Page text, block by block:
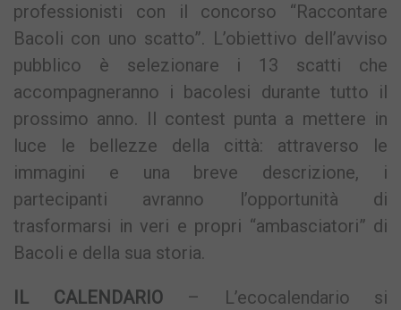
professionisti con il concorso “Raccontare
Bacoli con uno scatto”. L’obiettivo dell’avviso
pubblico è selezionare i 13 scatti che
accompagneranno i bacolesi durante tutto il
prossimo anno. Il contest punta a mettere in
luce le bellezze della città: attraverso le
immagini e una breve descrizione, i
partecipanti avranno l’opportunità di
trasformarsi in veri e propri “ambasciatori” di
Bacoli e della sua storia.
IL CALENDARIO– L’ecocalendario si